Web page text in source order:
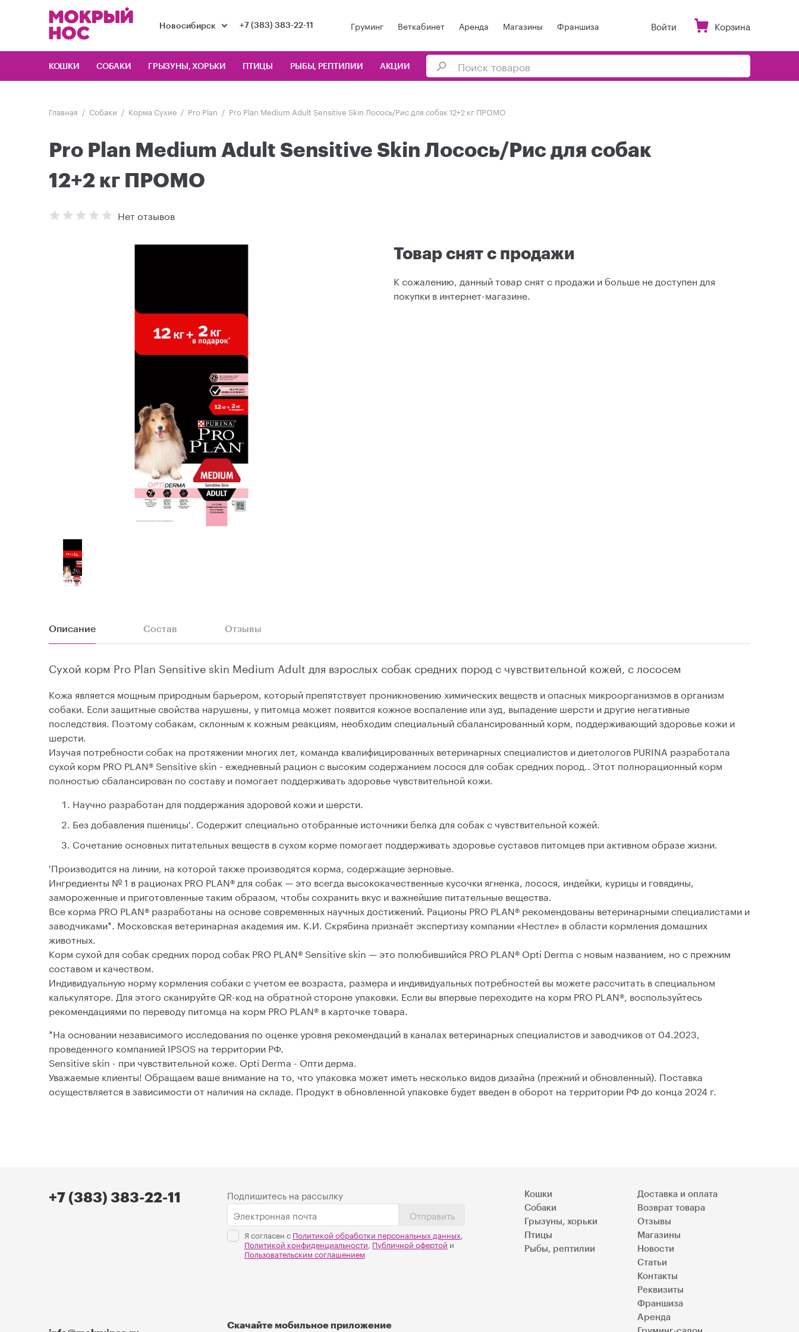
Новосибирск +7 (383) 383-22-11 Груминг Веткабинет Аренда Магазины Франшиза Войти Корзина
КОШКИ СОБАКИ ГРЫЗУНЫ, ХОРЬКИ ПТИЦЫ РЫБЫ, РЕПТИЛИИ АКЦИИ
Главная Собаки Корма Сухие Pro Plan Pro Plan Medium Adult Sensitive Skin Лосось/Рис для собак 12+2 кг ПРОМО
Pro Plan Medium Adult Sensitive Skin Лосось/Рис для собак
12+2 кг ПРОМО
Нет отзывов
Товар снят с продажи
К сожалению, данный товар снят с продажи и больше не доступен для
покупки в интернет-магазине.
Описание Состав Отзывы
Сухой корм Pro Plan Sensitive skin Medium Adult для взрослых собак средних пород с чувствительной кожей, с лососем
Кожа является мощным природным барьером, который препятствует проникновению химических веществ и опасных микроорганизмов в организм
собаки. Если защитные свойства нарушены, у питомца может появится кожное воспаление или зуд, выпадение шерсти и другие негативные
последствия. Поэтому собакам, склонным к кожным реакциям, необходим специальный сбалансированный корм, поддерживающий здоровье кожи и
шерсти.
Изучая потребности собак на протяжении многих лет, команда квалифицированных ветеринарных специалистов и диетологов PURINA разработала
сухой корм PRO PLAN® Sensitive skin - ежедневный рацион с высоким содержанием лосося для собак средних пород.. Этот полнорационный корм
полностью сбалансирован по составу и помогает поддерживать здоровье чувствительной кожи.
Научно разработан для поддержания здоровой кожи и шерсти.
Без добавления пшеницы'. Содержит специально отобранные источники белка для собак с чувствительной кожей.
Сочетание основных питательных веществ в сухом корме помогает поддерживать здоровье суставов питомцев при активном образе жизни.
'Производится на линии, на которой также производятся корма, содержащие зерновые.
Ингредиенты № 1 в рационах PRO PLAN® для собак — это всегда высококачественные кусочки ягненка, лосося, индейки, курицы и говядины,
замороженные и приготовленные таким образом, чтобы сохранить вкус и важнейшие питательные вещества.
Все корма PRO PLAN® разработаны на основе современных научных достижений. Рационы PRO PLAN® рекомендованы ветеринарными специалистами и
заводчиками*. Московская ветеринарная академия им. К.И. Скрябина признаёт экспертизу компании «Нестле» в области кормления домашних
животных.
Корм сухой для собак средних пород собак PRO PLAN® Sensitive skin — это полюбившийся PRO PLAN® Opti Derma с новым названием, но с прежним
составом и качеством.
Индивидуальную норму кормления собаки с учетом ее возраста, размера и индивидуальных потребностей вы можете рассчитать в специальном
калькуляторе. Для этого сканируйте QR-код на обратной стороне упаковки. Если вы впервые переходите на корм PRO PLAN®, воспользуйтесь
рекомендациями по переводу питомца на корм PRO PLAN® в карточке товара.
*На основании независимого исследования по оценке уровня рекомендаций в каналах ветеринарных специалистов и заводчиков от 04.2023,
проведенного компанией IPSOS на территории РФ.
Sensitive skin - при чувствительной коже. Opti Derma - Опти дерма.
Уважаемые клиенты! Обращаем ваше внимание на то, что упаковка может иметь несколько видов дизайна (прежний и обновленный). Поставка
осуществляется в зависимости от наличия на складе. Продукт в обновленной упаковке будет введен в оборот на территории РФ до конца 2024 г.
+7 (383) 383-22-11
Подпишитесь на рассылку
Отправить
Я согласен с Политикой обработки персональных данных,
Политикой конфиденциальности, Публичной офертой и
Пользовательским соглашением
Скачайте мобильное приложение
Кошки
Собаки
Грызуны, хорьки
Птицы
Рыбы, рептилии
Доставка и оплата
Возврат товара
Отзывы
Магазины
Новости
Статьи
Контакты
Реквизиты
Франшиза
Аренда